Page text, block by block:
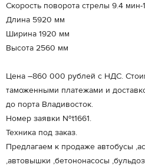
Скорость поворота стрелы 9.4 мин-1
Длина 5920 мм
Ширина 1920 мм
Высота 2560 мм
Цена –860 000 рублей с НДС.
таможенными платежами и
до порта Владивосток.
Номер заявки №t1661.
Техника под заказ.
Предлагаем к продаже автобусы
,автовышки ,бетононасосы